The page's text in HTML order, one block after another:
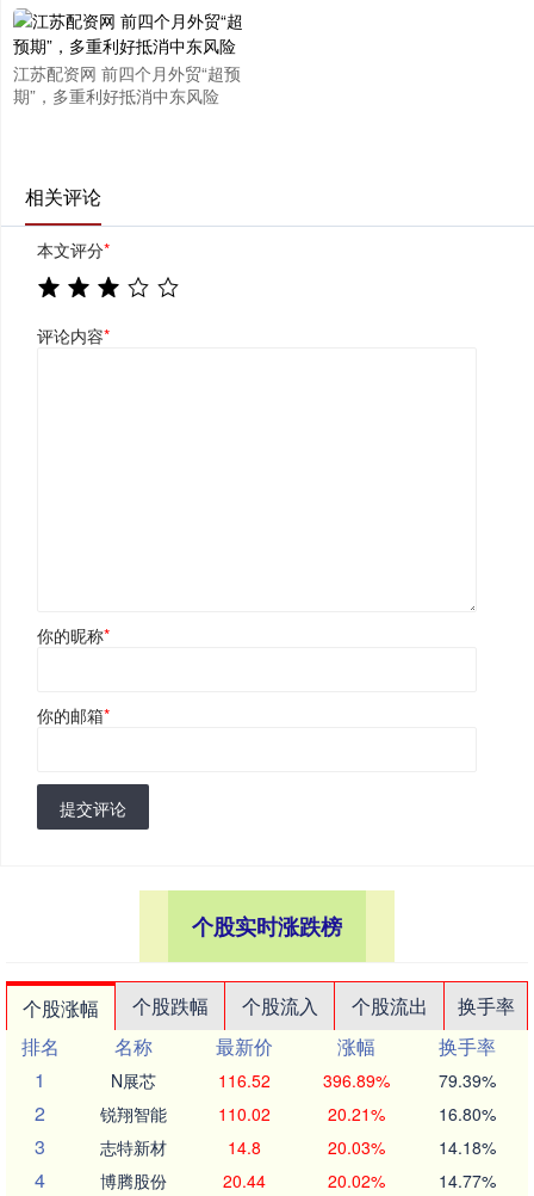
江苏配资网 前四个月外贸“超预
期”，多重利好抵消中东风险
相关评论
本文评分*
评论内容*
你的昵称*
你的邮箱*
提交评论
个股实时涨跌榜
个股涨幅 个股跌幅 个股流入 个股流出
换手率
排名
名称 最新价 涨幅
换手率
1
N展芯 116.52 396.89% 79.39%
2 锐翔智能 110.02 20.21% 16.80%
3 志特新材 14.8 20.03% 14.18%
4 博腾股份 20.44 20.02% 14.77%